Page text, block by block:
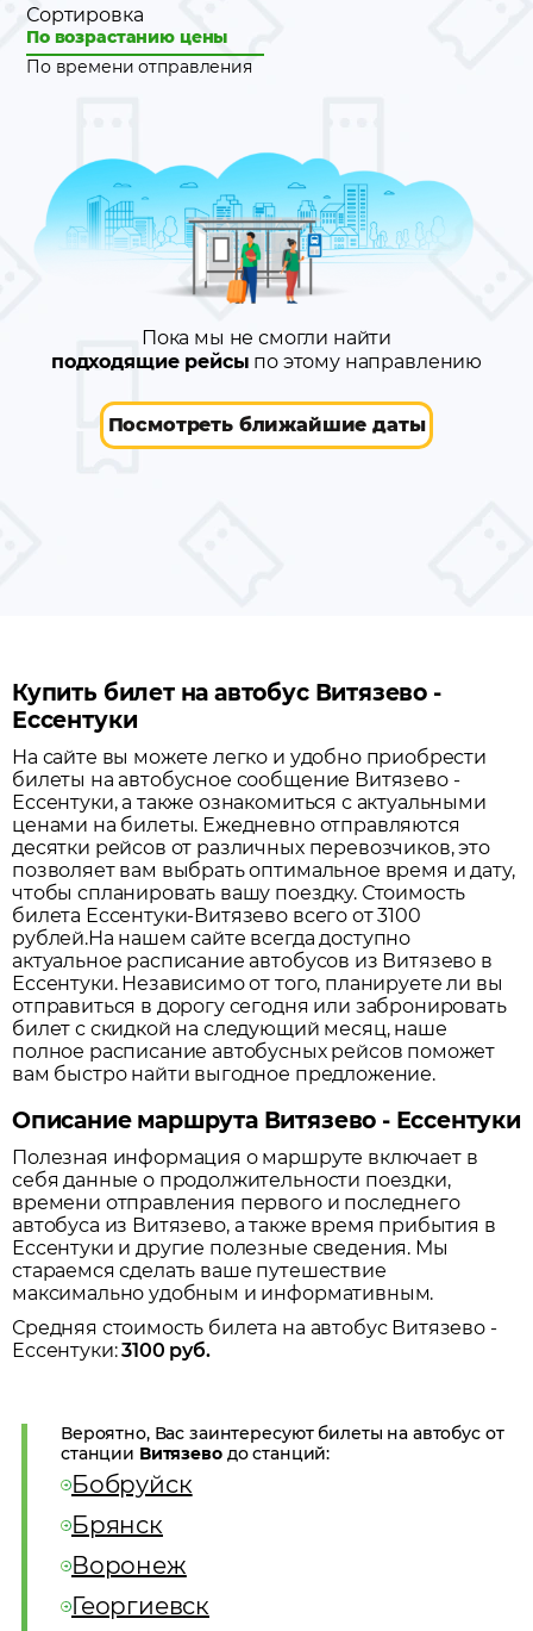
Сортировка
По возрастанию цены
По времени отправления
Пока мы не смогли найти
подходящие рейсы по этому направлению
Посмотреть ближайшие даты
Купить билет на автобус Витязево -
Ессентуки
На сайте вы можете легко и удобно приобрести
билеты на автобусное сообщение Витязево-
Ессентуки, а также ознакомиться с актуальными
ценами на билеты. Ежедневно отправляются
десятки рейсов от различных перевозчиков, это
позволяет вам выбрать оптимальное время и дату,
чтобы спланировать вашу поездку. Стоимость
билета Ессентуки-Витязево всего от 3100
рублей.На нашем сайте всегда доступно
актуальное расписание автобусов из Витязево в
Ессентуки. Независимо от того, планируете ли вы
отправиться в дорогу сегодня или забронировать
билет с скидкой на следующий месяц, наше
полное расписание автобусных рейсов поможет
вам быстро найти выгодное предложение.
Описание маршрута Витязево - Ессентуки
Полезная информация о маршруте включает в
себя данные о продолжительности поездки,
времени отправления первого и последнего
автобуса из Витязево, а также время прибытия в
Ессентуки и другие полезные сведения. Мы
стараемся сделать ваше путешествие
максимально удобным и информативным.
Средняя стоимость билета на автобус Витязево-
Ессентуки: 3100 руб.
Вероятно, Вас заинтересуют билеты на автобус от
станции Витязеводо станций:
Бобруйск
Брянск
Воронеж
Георгиевск